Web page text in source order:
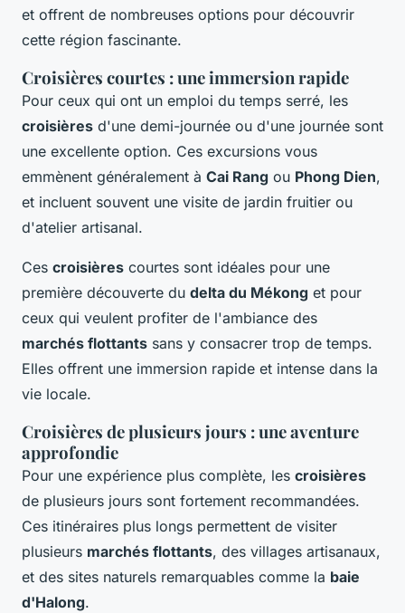
et offrent de nombreuses options pour découvrir
cette région fascinante.
Croisières courtes : une immersion rapide
Pour ceux qui ont un emploi du temps serré, les
croisières d'une demi-journée ou d'une journée sont
une excellente option. Ces excursions vous
emmènent généralement à Cai Rang ou Phong Dien,
et incluent souvent une visite de jardin fruitier ou
d'atelier artisanal.
Ces croisières courtes sont idéales pour une
première découverte du delta du Mékong et pour
ceux qui veulent profiter de l'ambiance des
marchés flottants sans y consacrer trop de temps.
Elles offrent une immersion rapide et intense dans la
vie locale.
Croisières de plusieurs jours : une aventure
approfondie
Pour une expérience plus complète, les croisières
de plusieurs jours sont fortement recommandées.
Ces itinéraires plus longs permettent de visiter
plusieurs marchés flottants, des villages artisanaux,
et des sites naturels remarquables comme la baie
d'Halong.